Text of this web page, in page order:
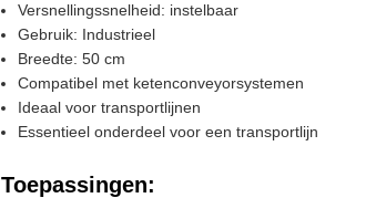
Versnellingssnelheid: instelbaar
Gebruik: Industrieel
Breedte: 50 cm
Compatibel met ketenconveyorsystemen
Ideaal voor transportlijnen
Essentieel onderdeel voor een transportlijn
Toepassingen: